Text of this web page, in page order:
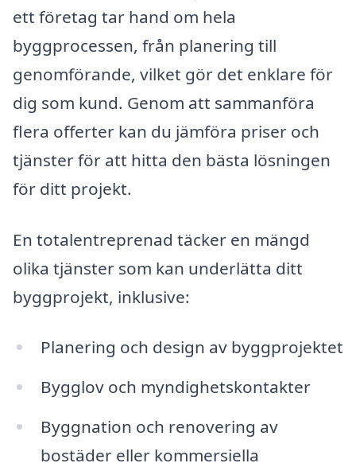
ett företag tar hand om hela
byggprocessen, från planering till
genomförande, vilket gör det enklare för
dig som kund. Genom att sammanföra
flera offerter kan du jämföra priser och
tjänster för att hitta den bästa lösningen
för ditt projekt.
En totalentreprenad täcker en mängd
olika tjänster som kan underlätta ditt
byggprojekt, inklusive:
Planering och design av byggprojektet
Bygglov och myndighetskontakter
Byggnation och renovering av
bostäder eller kommersiella